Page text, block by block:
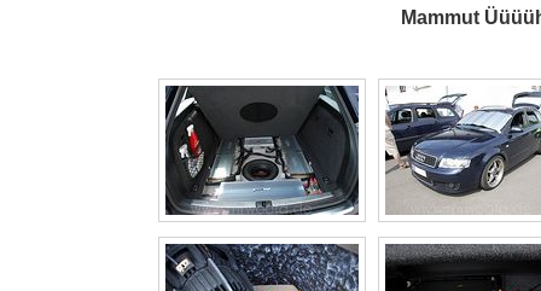
Mammut